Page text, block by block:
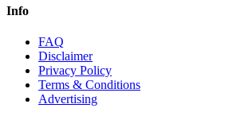
Info
FAQ
Disclaimer
Privacy Policy
Terms & Conditions
Advertising